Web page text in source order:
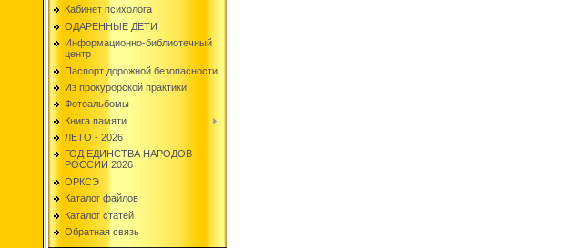
Кабинет психолога
ОДАРЕННЫЕ ДЕТИ
Информационно-библиотечный
центр
Паспорт дорожной безопасности
Из прокурорской практики
Фотоальбомы
Книга памяти
ЛЕТО - 2026
ГОД ЕДИНСТВА НАРОДОВ
РОССИИ 2026
ОРКСЭ
Каталог файлов
Каталог статей
Обратная связь